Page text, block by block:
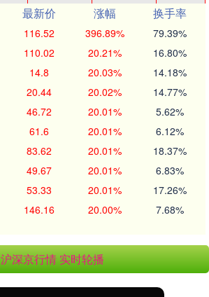
最新价 涨幅
换手率
116.52 396.89% 79.39%
110.02 20.21% 16.80%
14.8 20.03% 14.18%
20.44 20.02% 14.77%
46.72 20.01% 5.62%
61.6 20.01% 6.12%
83.62 20.01% 18.37%
49.67 20.01% 6.83%
53.33 20.01% 17.26%
146.16 20.00% 7.68%
沪深京行情 实时轮播